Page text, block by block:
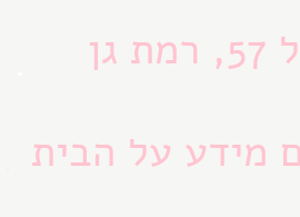
מידע על הבית